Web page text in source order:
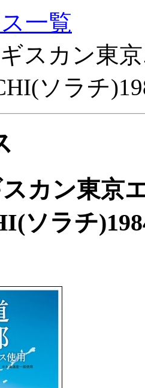
一覧
スカン東
ソラチ
カン東京
ソラチ